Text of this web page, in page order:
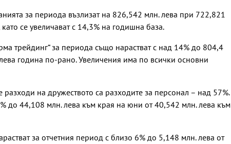
за периода възлизат на 826,542 млн. лева при 722,821
се увеличават с 14,3% на годишна база.
трейдинг“ за периода също нарастват с над 14% до 804,4
година по-рано. Увеличения има по всички основни
на дружеството са разходите за персонал – над 57%.
до 44,108 млн. лева към края на юни от 40,542 млн. лева към
за отчетния период с близо 6% до 5,148 млн. лева от
Винисиус Жуниор
преподписа с Реал
ЦСКА удари с 3:0